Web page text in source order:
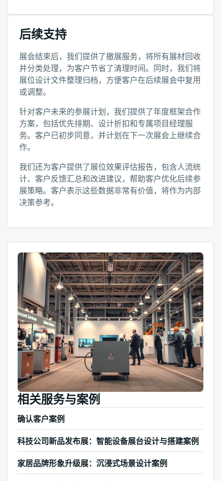
后续支持
展会结束后，我们提供了撤展服务，将所有展材回收
并分类处理，为客户节省了清理时间。同时，我们将
展位设计文件整理归档，方便客户在后续展会中复用
或调整。
针对客户未来的参展计划，我们提供了年度框架合作
方案，包括优先排期、设计折扣和专属项目经理服
务。客户已初步同意，并计划在下一次展会上继续合
作。
我们还为客户提供了展位效果评估报告，包含人流统
计、客户反馈汇总和改进建议，帮助客户优化后续参
展策略。客户表示这些数据非常有价值，将作为内部
决策参考。
相关服务与案例
确认客户案例
科技公司新品发布展：智能设备展台设计与搭建案例
家居品牌形象升级展：沉浸式场景设计案例